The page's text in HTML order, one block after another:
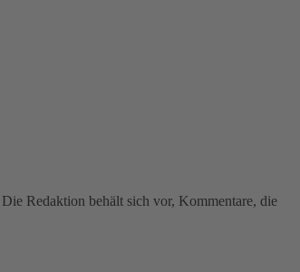
Redaktion behält sich vor, Kommentare, die